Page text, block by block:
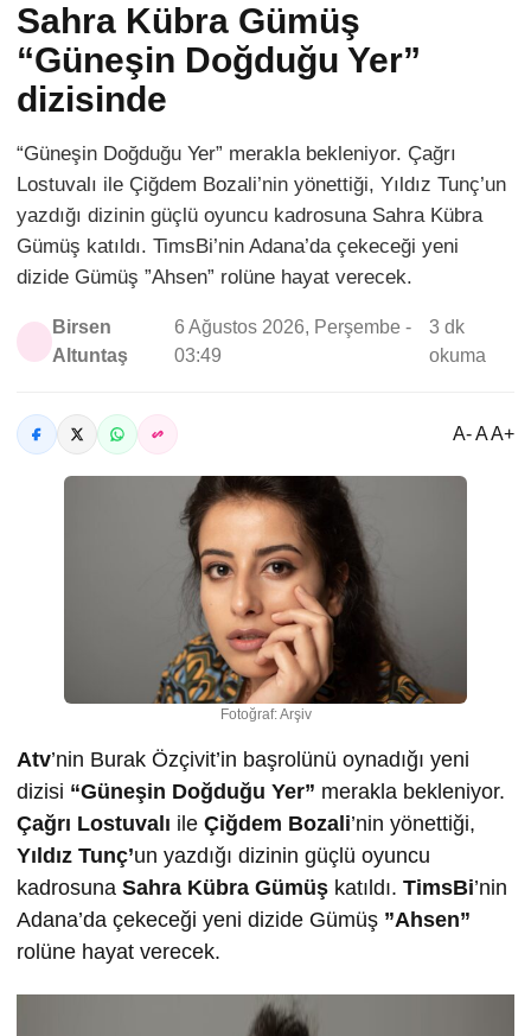
Sahra Kübra Gümüş
“Güneşin Doğduğu Yer”
dizisinde
“Güneşin Doğduğu Yer” merakla bekleniyor. Çağrı
Lostuvalı ile Çiğdem Bozali’nin yönettiği, Yıldız Tunç’un
yazdığı dizinin güçlü oyuncu kadrosuna Sahra Kübra
Gümüş katıldı. TimsBi’nin Adana’da çekeceği yeni
dizide Gümüş ”Ahsen” rolüne hayat verecek.
Birsen
Altuntaş
6 Ağustos 2026, Perşembe -
03:49
3 dk
okuma
A- A A+
Fotoğraf: Arşiv
Atv’nin Burak Özçivit’in başrolünü oynadığı yeni
dizisi “Güneşin Doğduğu Yer” merakla bekleniyor.
Çağrı Lostuvalı ile Çiğdem Bozali’nin yönettiği,
Yıldız Tunç’un yazdığı dizinin güçlü oyuncu
kadrosuna Sahra Kübra Gümüş katıldı. TimsBi’nin
Adana’da çekeceği yeni dizide Gümüş ”Ahsen”
rolüne hayat verecek.